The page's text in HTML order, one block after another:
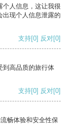
个人信息，这让我很
出现个人信息泄露的
支持[0] 反对[0]
到高品质的旅行体
支持[0] 反对[0]
畅体验和安全性保